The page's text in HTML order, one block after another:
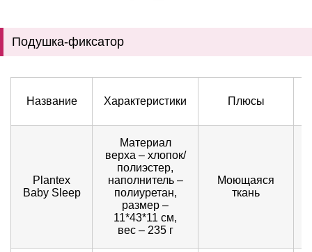
Подушка-фиксатор
Название Характеристики Плюсы
Plantex
Baby Sleep
Материал
верха – хлопок/
полиэстер,
наполнитель –
полиуретан,
размер –
11*43*11 см,
вес – 235 г
Моющаяся
ткань